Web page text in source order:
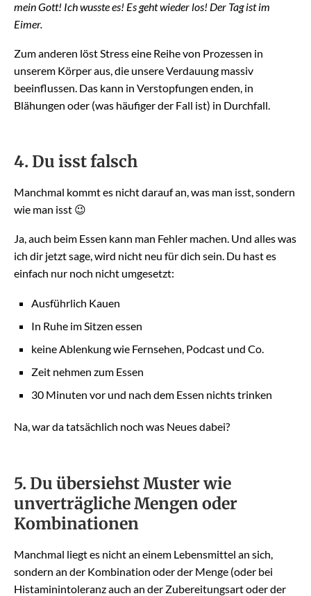
mein Gott! Ich wusste es! Es geht wieder los! Der Tag ist im
Eimer.
Zum anderen löst Stress eine Reihe von Prozessen in
unserem Körper aus, die unsere Verdauung massiv
beeinflussen. Das kann in Verstopfungen enden, in
Blähungen oder (was häufiger der Fall ist) in Durchfall.
4. Du isst falsch
Manchmal kommt es nicht darauf an, was man isst, sondern
wie man isst 😉
Ja, auch beim Essen kann man Fehler machen. Und alles was
ich dir jetzt sage, wird nicht neu für dich sein. Du hast es
einfach nur noch nicht umgesetzt:
Ausführlich Kauen
In Ruhe im Sitzen essen
keine Ablenkung wie Fernsehen, Podcast und Co.
Zeit nehmen zum Essen
30 Minuten vor und nach dem Essen nichts trinken
Na, war da tatsächlich noch was Neues dabei?
5. Du übersiehst Muster wie
unverträgliche Mengen oder
Kombinationen
Manchmal liegt es nicht an einem Lebensmittel an sich,
sondern an der Kombination oder der Menge (oder bei
Histaminintoleranz auch an der Zubereitungsart oder der